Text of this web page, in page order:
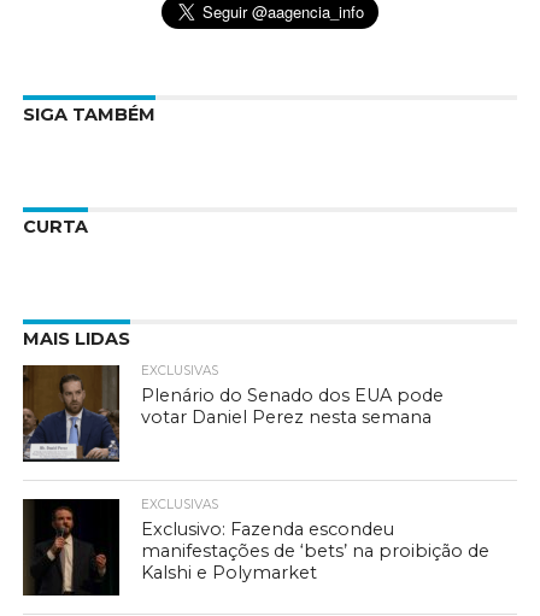
SIGA TAMBÉM
CURTA
MAIS LIDAS
EXCLUSIVAS
Plenário do Senado dos EUA pode
votar Daniel Perez nesta semana
EXCLUSIVAS
Exclusivo: Fazenda escondeu
manifestações de ‘bets’ na proibição de
Kalshi e Polymarket